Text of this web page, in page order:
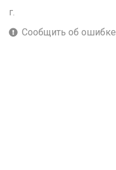
г.
Сообщить об ошибке